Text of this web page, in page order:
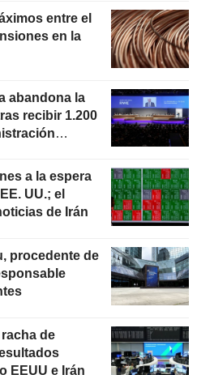
entre el
en la
abandona la
recibir 1.200
a la espera
UU.; el
de Irán
procedente de
de
EEUU e Irán